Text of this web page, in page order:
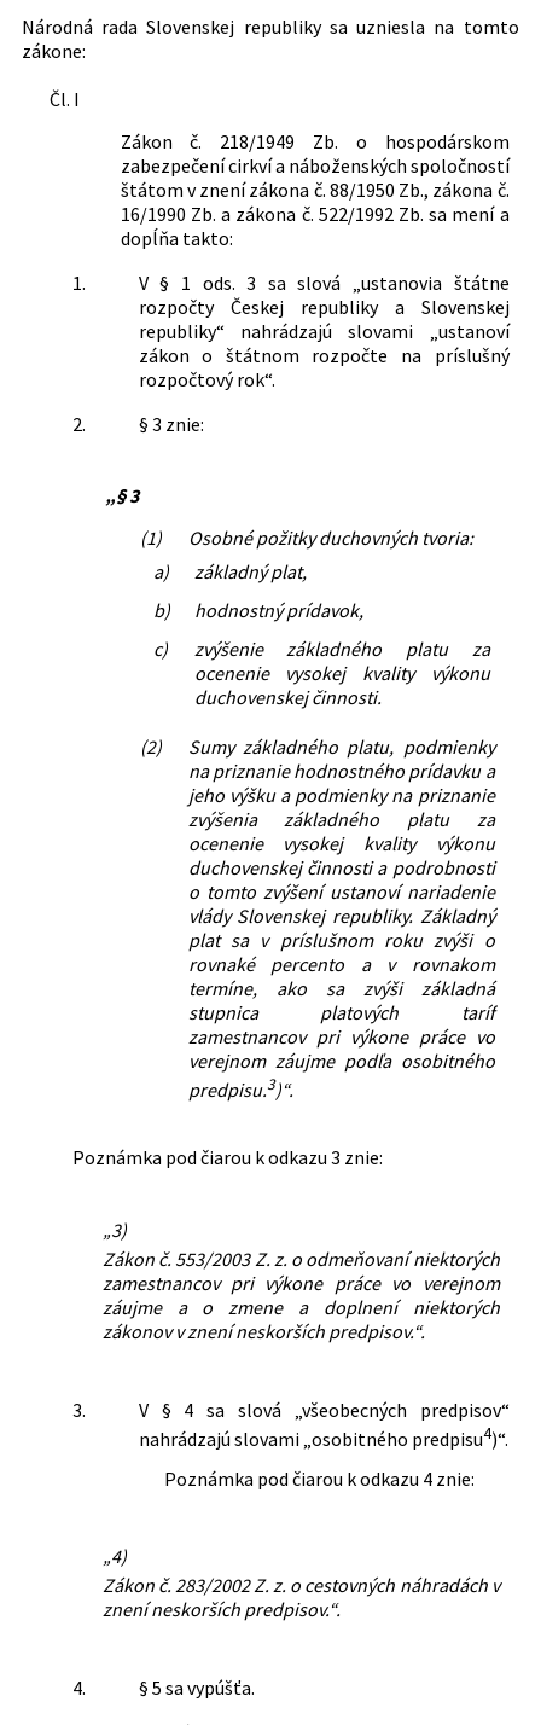
Právna oblasť:
Nachádza sa v čiastke:
Národná rada Slovenskej republiky sa uzniesla na tomto
zákone:
Čl. I
Zákon č. 218/1949 Zb. o hospodárskom
zabezpečení cirkví a náboženských spoločností
štátom v znení zákona č. 88/1950 Zb., zákona č.
16/1990 Zb. a zákona č. 522/1992 Zb. sa mení a
dopĺňa takto:
1.
V § 1 ods. 3 sa slová „ustanovia štátne
rozpočty Českej republiky a Slovenskej
republiky“ nahrádzajú slovami „ustanoví
zákon o štátnom rozpočte na príslušný
rozpočtový rok“.
2.
§ 3 znie:
„§ 3
(1)
Osobné požitky duchovných tvoria:
a)
základný plat,
b)
hodnostný prídavok,
c)
zvýšenie základného platu za
ocenenie vysokej kvality výkonu
duchovenskej činnosti.
(2)
Sumy základného platu, podmienky
na priznanie hodnostného prídavku a
jeho výšku a podmienky na priznanie
zvýšenia základného platu za
ocenenie vysokej kvality výkonu
duchovenskej činnosti a podrobnosti
o tomto zvýšení ustanoví nariadenie
vlády Slovenskej republiky. Základný
plat sa v príslušnom roku zvýši o
rovnaké percento a v rovnakom
termíne, ako sa zvýši základná
stupnica platových taríf
zamestnancov pri výkone práce vo
verejnom záujme podľa osobitného
predpisu.3)“.
Poznámka pod čiarou k odkazu 3 znie:
„3)
Zákon č. 553/2003 Z. z. o odmeňovaní niektorých
zamestnancov pri výkone práce vo verejnom
záujme a o zmene a doplnení niektorých
zákonov v znení neskorších predpisov.“.
3.
V § 4 sa slová „všeobecných predpisov“
nahrádzajú slovami „osobitného predpisu4)“.
Poznámka pod čiarou k odkazu 4 znie:
„4)
Zákon č. 283/2002 Z. z. o cestovných náhradách v
znení neskorších predpisov.“.
4.
§ 5 sa vypúšťa.